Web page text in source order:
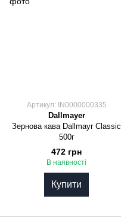
Артикул: IN0000000335
Dallmayer
Зернова кава Dallmayr Classic
500г
472 грн
В наявності
Купити